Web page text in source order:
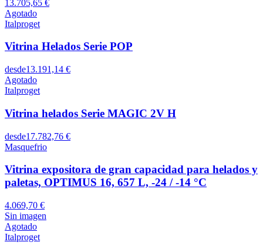
13.705,65 €
Agotado
Italproget
Vitrina Helados Serie POP
desde13.191,14 €
Agotado
Italproget
Vitrina helados Serie MAGIC 2V H
desde17.782,76 €
Masquefrio
Vitrina expositora de gran capacidad para helados y
paletas, OPTIMUS 16, 657 L, -24 / -14 °C
4.069,70 €
Sin imagen
Agotado
Italproget